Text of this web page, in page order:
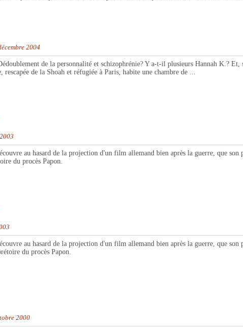
2004
de la personnalité et schizophrénie? Y a-t-il plusieurs Hannah K.?
de la Shoah et réfugiée à Paris, habite une chambre de ...
au hasard de la projection d'un film allemand bien après la guerre, que son
du procès Papon.
au hasard de la projection d'un film allemand bien après la guerre, que son
du procès Papon.
2000